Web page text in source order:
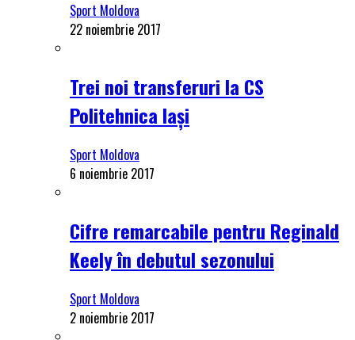
Sport Moldova
22 noiembrie 2017
Trei noi transferuri la CS
Politehnica Iași
Sport Moldova
6 noiembrie 2017
Cifre remarcabile pentru Reginald
Keely în debutul sezonului
Sport Moldova
2 noiembrie 2017